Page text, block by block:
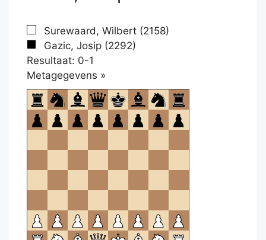
Surewaard, Wilbert (2158)
Gazic, Josip (2292)
Resultaat: 0-1
Metagegevens »
om
te
openen.